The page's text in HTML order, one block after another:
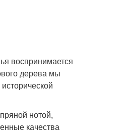
воспринимается
дерева мы
нотой,
качества